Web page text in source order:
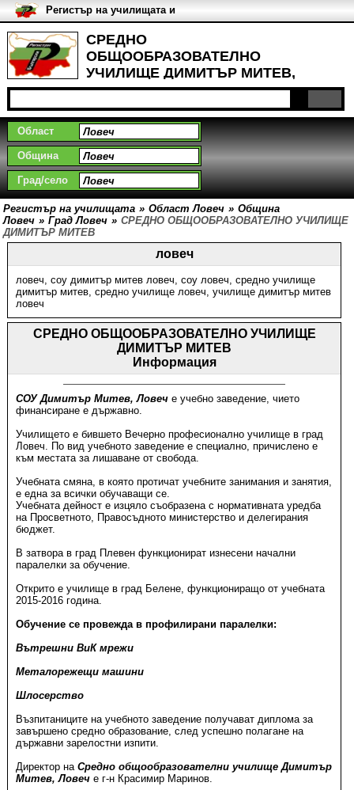
СРЕДНО
ОБЩООБРАЗОВАТЕЛНО
УЧИЛИЩЕ ДИМИТЪР МИТЕВ,
Град Ловеч
Регистър на училищата и
университетите в България
Област
Община
Град/село
Регистър на училищата » Област Ловеч » Община
Ловеч » Град Ловеч » СРЕДНО ОБЩООБРАЗОВАТЕЛНО УЧИЛИЩЕ
ДИМИТЪР МИТЕВ
ловеч
ловеч, соу димитър митев ловеч, соу ловеч, средно училище
димитър митев, средно училище ловеч, училище димитър митев
ловеч
СРЕДНО ОБЩООБРАЗОВАТЕЛНО УЧИЛИЩЕ
ДИМИТЪР МИТЕВ
Информация
СОУ Димитър Митев, Ловече учебно заведение, чието
финансиране е държавно.
Училището е бившето Вечерно професионално училище в град
Ловеч. По вид учебното заведение е специално, причислено е
към местата за лишаване от свобода.
Учебната смяна, в която протичат учебните занимания и занятия,
е една за всички обучаващи се.
Учебната дейност е изцяло съобразена с нормативната уредба
на Просветното, Правосъдното министерство и делегирания
бюджет.
В затвора в град Плевен функционират изнесени начални
паралелки за обучение.
Открито е училище в град Белене, функциониращо от учебната
2015-2016 година.
Обучение се провежда в профилирани паралелки:
Вътрешни ВиК мрежи
Металорежещи машини
Шлосерство
Възпитаниците на учебното заведение получават диплома за
завършено средно образование, след успешно полагане на
държавни зарелостни изпити.
Директор на Средно общообразователни училище Димитър
Митев, Ловеч е г-н Красимир Маринов.